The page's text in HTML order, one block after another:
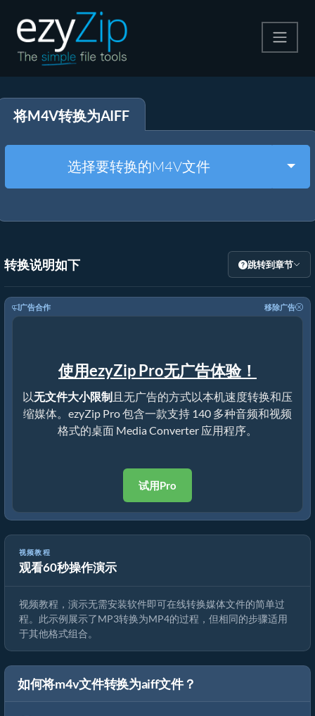
解压
其他工具
将M4V转换为AIFF
选择要转换的M4V文件
转换说明如下 跳转到章节
广告合作 移除广告
使用ezyZip Pro无广告体验！
以无文件大小限制且无广告的方式以本机速度转换和压
缩媒体。ezyZip Pro 包含一款支持 140 多种音频和视频
格式的桌面 Media Converter 应用程序。
试用Pro
视频教程
观看60秒操作演示
如何转换媒体文件
视频教程，演示无需安装软件即可在线转换媒体文件的简单过
程。此示例展示了MP3转换为MP4的过程，但相同的步骤适用
于其他格式组合。
如何将m4v文件转换为aiff文件？